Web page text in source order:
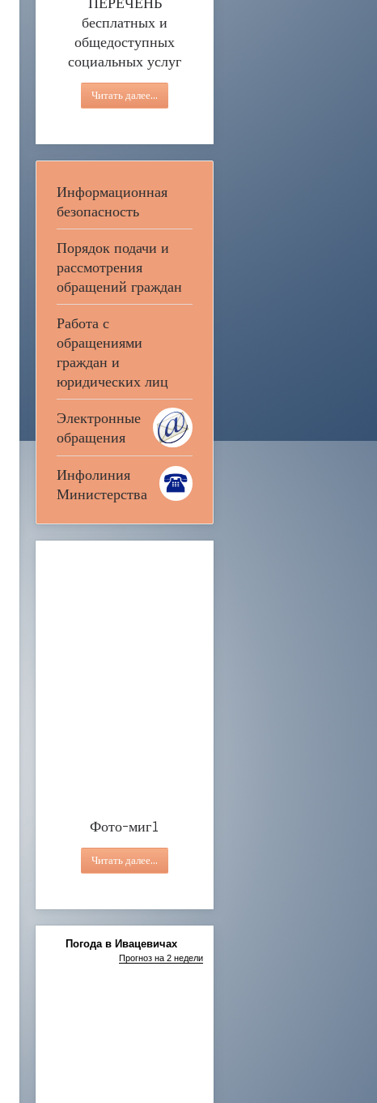
бесплатных и
общедоступных
социальных услуг
Читать далее...
Информационная
безопасность
Порядок подачи и
рассмотрения
обращений граждан
Работа с
обращениями
граждан и
юридических лиц
Электронные
обращения
Инфолиния
Министерства
Фото-миг1
Читать далее...
Погода в Ивацевичах
Прогноз на 2 недели